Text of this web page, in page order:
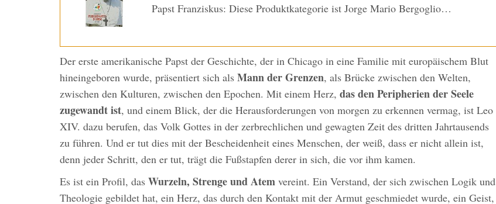
Papst Franziskus: Diese Produktkategorie ist Jorge Mario Bergoglio…
Der erste amerikanische Papst der Geschichte, der in Chicago in eine Familie mit europäischem Blut
hineingeboren wurde, präsentiert sich als Mann der Grenzen, als Brücke zwischen den Welten,
zwischen den Kulturen, zwischen den Epochen. Mit einem Herz, das den Peripherien der Seele
zugewandt ist, und einem Blick, der die Herausforderungen von morgen zu erkennen vermag, ist Leo
XIV. dazu berufen, das Volk Gottes in der zerbrechlichen und gewagten Zeit des dritten Jahrtausends
zu führen. Und er tut dies mit der Bescheidenheit eines Menschen, der weiß, dass er nicht allein ist,
denn jeder Schritt, den er tut, trägt die Fußstapfen derer in sich, die vor ihm kamen.
Es ist ein Profil, das Wurzeln, Strenge und Atem vereint. Ein Verstand, der sich zwischen Logik und
Theologie gebildet hat, ein Herz, das durch den Kontakt mit der Armut geschmiedet wurde, ein Geist,